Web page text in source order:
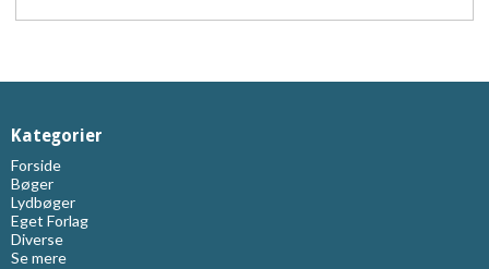
Kategorier
Forside
Bøger
Lydbøger
Eget Forlag
Diverse
Se mere